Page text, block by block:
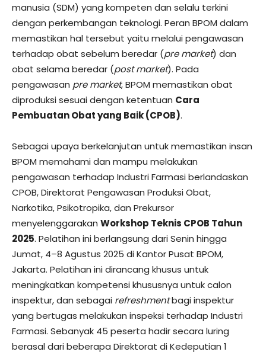
manusia (SDM) yang kompeten dan selalu terkini
dengan perkembangan teknologi. Peran BPOM dalam
memastikan hal tersebut yaitu melalui pengawasan
terhadap obat sebelum beredar (pre market) dan
obat selama beredar (post market). Pada
pengawasan pre market, BPOM memastikan obat
diproduksi sesuai dengan ketentuan Cara
Pembuatan Obat yang Baik (CPOB).
Sebagai upaya berkelanjutan untuk memastikan insan
BPOM memahami dan mampu melakukan
pengawasan terhadap Industri Farmasi berlandaskan
CPOB, Direktorat Pengawasan Produksi Obat,
Narkotika, Psikotropika, dan Prekursor
menyelenggarakan Workshop Teknis CPOB Tahun
2025. Pelatihan ini berlangsung dari Senin hingga
Jumat, 4–8 Agustus 2025 di Kantor Pusat BPOM,
Jakarta. Pelatihan ini dirancang khusus untuk
meningkatkan kompetensi khususnya untuk calon
inspektur, dan sebagai refreshmentbagi inspektur
yang bertugas melakukan inspeksi terhadap Industri
Farmasi. Sebanyak 45 peserta hadir secara luring
berasal dari beberapa Direktorat di Kedeputian 1